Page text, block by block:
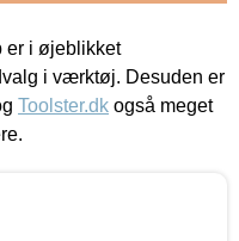
er i øjeblikket
i værktøj. Desuden er
Toolster.dk også meget